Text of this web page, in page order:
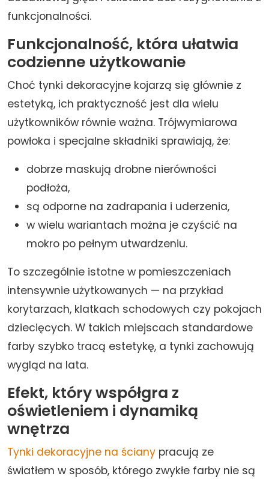
funkcjonalności.
Funkcjonalność, która ułatwia
codzienne użytkowanie
Choć tynki dekoracyjne kojarzą się głównie z
estetyką, ich praktyczność jest dla wielu
użytkowników równie ważna. Trójwymiarowa
powłoka i specjalne składniki sprawiają, że:
dobrze maskują drobne nierówności
podłoża,
są odporne na zadrapania i uderzenia,
w wielu wariantach można je czyścić na
mokro po pełnym utwardzeniu.
To szczególnie istotne w pomieszczeniach
intensywnie użytkowanych — na przykład
korytarzach, klatkach schodowych czy pokojach
dziecięcych. W takich miejscach standardowe
farby szybko tracą estetykę, a tynki zachowują
wygląd na lata.
Efekt, który współgra z
oświetleniem i dynamiką
wnętrza
Tynki dekoracyjne na ściany pracują ze
światłem w sposób, którego zwykłe farby nie są